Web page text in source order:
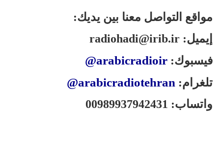
مواقع التواصل معنا بين يديك:
إيميل: radiohadi@irib.ir
فيسبوك: @arabicradioir
تلغرام: @arabicradiotehran
واتساب: 00989937942431